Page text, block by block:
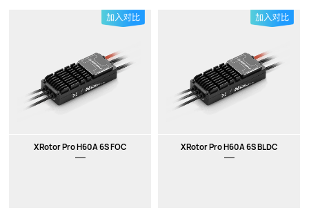
XRotor Pro H60A 6S FOC XRotor Pro H60A 6S BLDC